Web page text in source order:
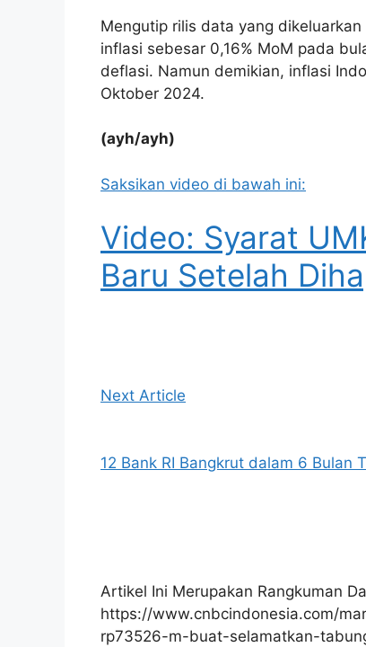
Mengutip rilis data yang
inflasi sebesar 0,16% MoM pada
deflasi. Namun demikian, inflasi
Oktober 2024.
(ayh/ayh)
Saksikan video di bawah ini:
Video: Syarat
Baru Setelah
Next Article
12 Bank RI Bangkrut dalam 6 Bulan
Artikel Ini Merupakan Rangkuman
https://www.cnbcindonesia.com/
rp73526-m-buat-selamatkan-